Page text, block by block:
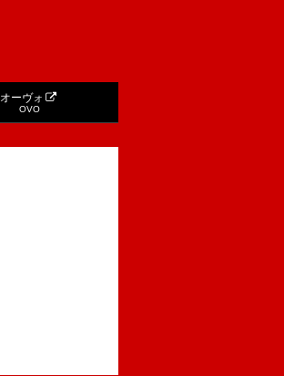
オーヴォ
OVO